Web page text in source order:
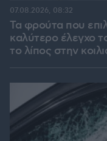
Τα φρούτα που
καλύτερο έλεγχο
το λίπος στην
07.08.2026, 08:32